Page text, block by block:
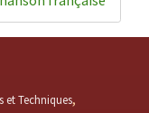
et Techniques